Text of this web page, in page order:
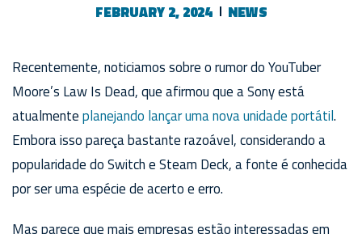
FEBRUARY 2, 2024 NEWS
Recentemente, noticiamos sobre o rumor do YouTuber
Moore’s Law Is Dead, que afirmou que a Sony está
atualmenteplanejando lançar uma nova unidade portátil.
Embora isso pareça bastante razoável, considerando a
popularidade do Switch e Steam Deck, a fonte é conhecida
por ser uma espécie de acerto e erro.
Mas parece que mais empresas estão interessadas em